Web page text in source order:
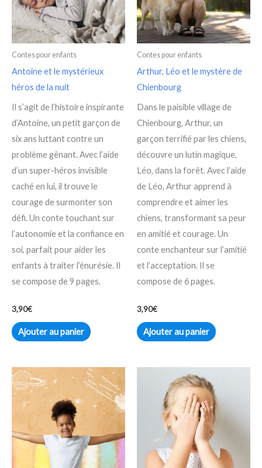
Contes pour enfants
Antoine et le mystérieux
héros de la nuit
Il s’agit de l’histoire inspirante
d’Antoine, un petit garçon de
six ans luttant contre un
problème gênant. Avec l’aide
d’un super-héros invisible
caché en lui, il trouve le
courage de surmonter son
défi. Un conte touchant sur
l’autonomie et la confiance en
soi, parfait pour aider les
enfants à traiter l’énurésie. Il
se compose de 9 pages.
3,90€
Ajouter au panier
Contes pour enfants
Arthur, Léo et le mystère de
Chienbourg
Dans le paisible village de
Chienbourg, Arthur, un
garçon terrifié par les chiens,
découvre un lutin magique,
Léo, dans la forêt. Avec l’aide
de Léo, Arthur apprend à
comprendre et aimer les
chiens, transformant sa peur
en amitié et courage. Un
conte enchanteur sur l’amitié
et l’acceptation. Il se
compose de 6 pages.
3,90€
Ajouter au panier